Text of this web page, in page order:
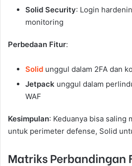
Solid Security: Login
monitoring
Perbedaan Fitur:
Solid unggul dalam 2FA dan
Jetpack unggul dalam
WAF
Kesimpulan: Keduanya bisa
untuk perimeter defense, Solid
Matriks Perbandingan